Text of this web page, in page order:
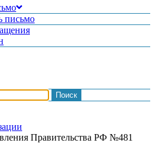
письмо
Правительства РФ №481